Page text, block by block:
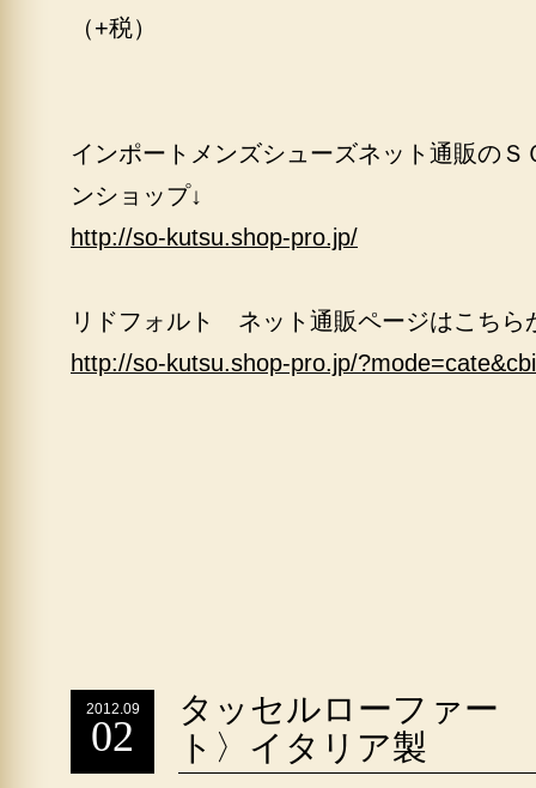
（+税）
インポートメンズシューズネット通販の
ンショップ↓
http://so-kutsu.shop-pro.jp/
リドフォルト ネット通販ページはこちら
http://so-kutsu.shop-pro.jp/
2012.09
02
タッセルローファー
ト〉イタリア製